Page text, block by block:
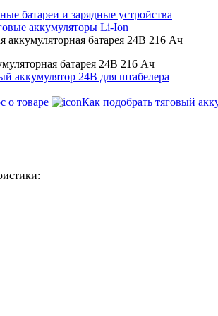
батареи и зарядные устройства
аккумуляторы Li-Ion
аккумуляторная батарея 24В 216 Ач
батарея 24В 216 Ач
о товаре Как подобрать тяговый